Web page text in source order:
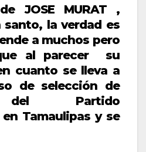
JOSE MURAT ,
la verdad es
a muchos pero
al parecer su
cuanto se lleva a
de selección de
del Partido
Tamaulipas y se